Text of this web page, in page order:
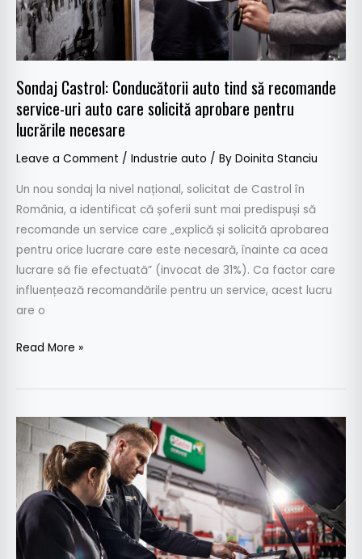
Sondaj Castrol: Conducătorii auto tind să recomande
service-uri auto care solicită aprobare pentru
lucrările necesare
Leave a Comment / Industrie auto / By Doinita Stanciu
Un nou sondaj la nivel național, solicitat de Castrol în
România, a identificat că șoferii sunt mai predispuși să
recomande un service care „explică și solicită aprobarea
pentru orice lucrare care este necesară, înainte ca acea
lucrare să fie efectuată” (invocat de 31%). Ca factor care
influențează recomandările pentru un service, acest lucru
are o
uri
auto
care
aprobare
pentru
lucrările
necesare
Read More »
Studiu:
Explicațiile
primite
la
mecanici,